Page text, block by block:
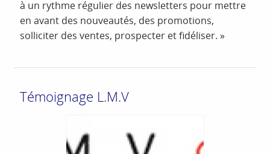
à un rythme régulier des newsletters pour mettre
en avant des nouveautés, des promotions,
solliciter des ventes, prospecter et fidéliser. »
Témoignage L.M.V